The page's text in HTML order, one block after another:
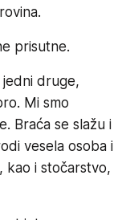
prisutne.
druge,
Mi smo
Braća se slažu i
vesela osoba i
kao i stočarstvo,